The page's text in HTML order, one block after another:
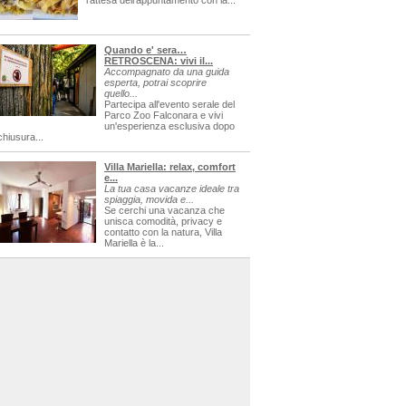
Quando e' sera…
RETROSCENA: vivi il...
Accompagnato da una guida
esperta, potrai scoprire
quello...
Partecipa all'evento serale del
Parco Zoo Falconara e vivi
un'esperienza esclusiva dopo
Villa Mariella: relax, comfort
e...
La tua casa vacanze ideale tra
spiaggia, movida e...
Se cerchi una vacanza che
unisca comodità, privacy e
contatto con la natura, Villa
Mariella è la...